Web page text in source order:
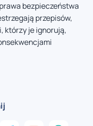
bezpieczeństwa
przepisów,
którzy je ignorują,